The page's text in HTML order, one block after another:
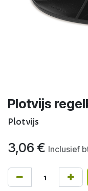
Plotvijs
Plotvijs
3,06 € Inclusief